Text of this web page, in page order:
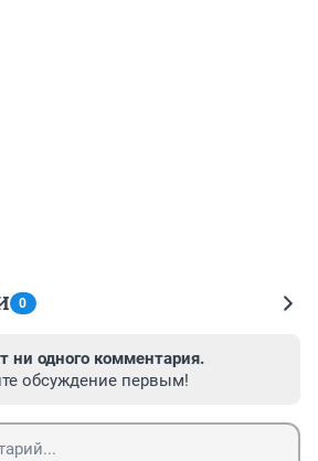
0
ни одного комментария.
обсуждение первым!